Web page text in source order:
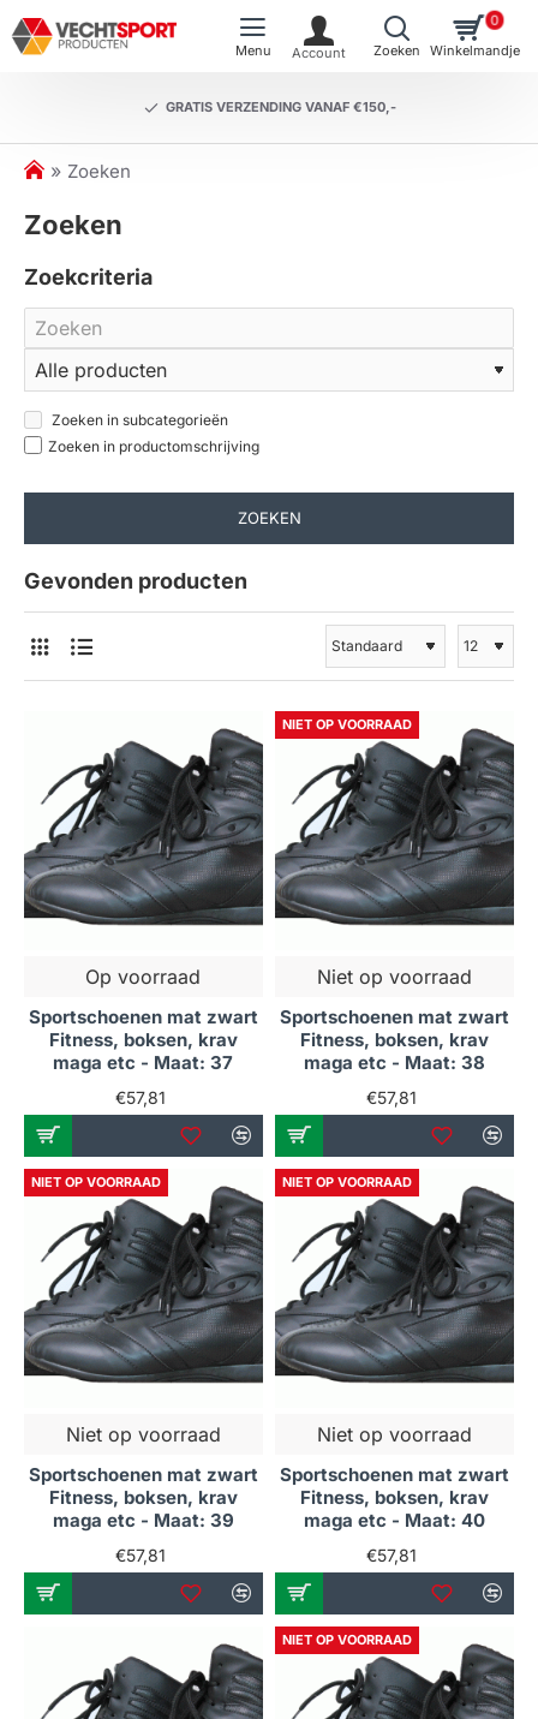
GRATIS VERZENDING VANAF €150,-
0
h
m
Zoeken
Zoeken
Zoekcriteria
Zoeken in subcategorieën
Zoeken in productomschrijving
ZOEKEN
Gevonden producten
Op voorraad
Sportschoenen mat zwart
Fitness, boksen, krav
maga etc - Maat: 37
€57,81
NIET OP VOORRAAD
Niet op voorraad
Sportschoenen mat zwart
Fitness, boksen, krav
maga etc - Maat: 38
€57,81
NIET OP VOORRAAD
Niet op voorraad
Sportschoenen mat zwart
Fitness, boksen, krav
maga etc - Maat: 39
€57,81
NIET OP VOORRAAD
Niet op voorraad
Sportschoenen mat zwart
Fitness, boksen, krav
maga etc - Maat: 40
€57,81
NIET OP VOORRAAD